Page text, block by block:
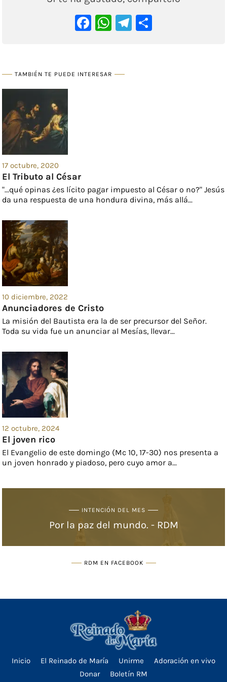
Facebook
WhatsApp
Telegram
TAMBIÉN TE PUEDE INTERESAR
17 octubre, 2020
El Tributo al César
"...qué opinas ¿es lícito pagar impuesto al César o no?" Jesús
da una respuesta de una hondura divina, más allá...
10 diciembre, 2022
Anunciadores de Cristo
La misión del Bautista era la de ser precursor del Señor.
Toda su vida fue un anunciar al Mesías, llevar...
12 octubre, 2024
El joven rico
El Evangelio de este domingo (Mc 10, 17-30) nos presenta a
un joven honrado y piadoso, pero cuyo amor a...
INTENCIÓN DEL MES
Por la paz del mundo. - RDM
RDM EN FACEBOOK
Inicio El Reinado de María Unirme
Adoración en vivo
Donar
Boletín RM